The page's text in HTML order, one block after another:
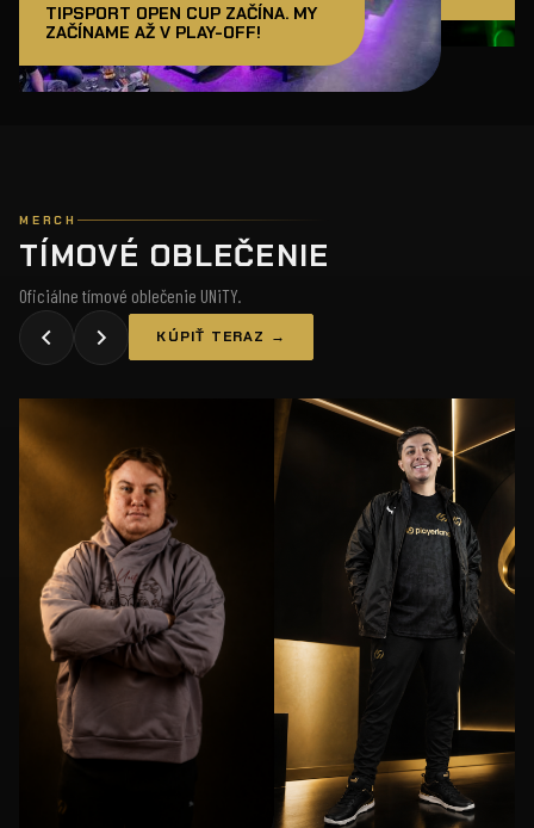
TIPSPORT OPEN CUP ZAČÍNA. MY
ZAČÍNAME AŽ V PLAY-OFF!
MERCH
TÍMOVÉ OBLEČENIE
Oficiálne tímové oblečenie UNiTY.
KÚPIŤ TERAZ →